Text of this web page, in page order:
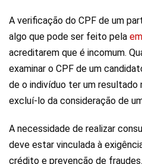
A verificação do CPF de um
algo que pode ser feito pela
acreditarem que é incomum.
examinar o CPF de um
de o indivíduo ter um
excluí-lo da consideração de
A necessidade de realizar
deve estar vinculada à
crédito e prevenção de